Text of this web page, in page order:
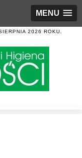
MENU
2026 ROKU.